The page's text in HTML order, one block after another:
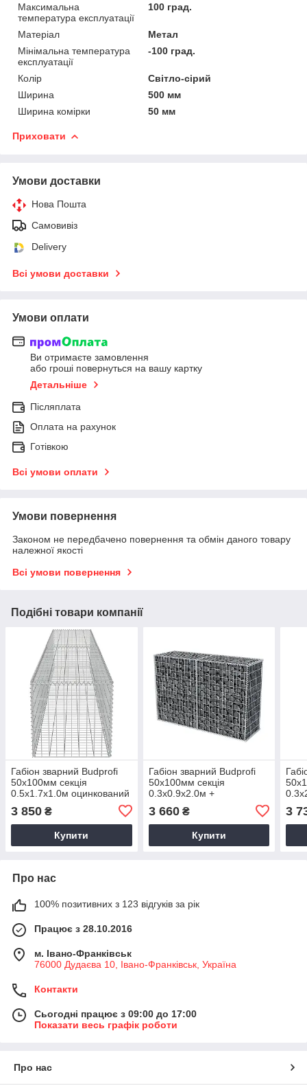
Максимальна
температура експлуатації
100 град.
Матеріал
Метал
Мінімальна температура
експлуатації
-100 град.
Колір
Світло-сірий
Ширина
500 мм
Ширина комірки
50 мм
Приховати
Умови доставки
Нова Пошта
Самовивіз
Delivery
Всі умови доставки
Умови оплати
Ви отримаєте замовлення
або гроші повернуться на вашу картку
Детальніше
Післяплата
Оплата на рахунок
Готівкою
Всі умови оплати
Умови повернення
Законом не передбачено повернення та обмін даного товару
належної якості
Всі умови повернення
Подібні товари компанії
Габіон зварний Budprofi
50х100мм секція
0.5х1.7х1.0м оцинкований
3 850 ₴
Купити
Габіон зварний Budprofi
50х100мм секція
0.3х0.9х2.0м +
перегородка оцинкований
для огорожі
3 660₴
Купити
3
Про нас
100% позитивних з 123 відгуків за рік
Працює з 28.10.2016
м. Івано-Франківськ
76000 Дудаєва 10, Івано-Франківськ, Україна
Контакти
Сьогодні працює з 09:00 до 17:00
Показати весь графік роботи
Про нас